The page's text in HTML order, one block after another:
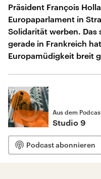
Präsident François
Europaparlament in
Solidarität werben.
gerade in Frankreich
Europamüdigkeit breit
Aus dem
Studio 9
Podcast abonnieren